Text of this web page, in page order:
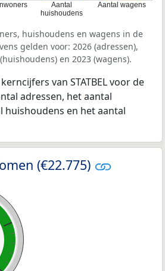
Aantal
huishoudens
Aantal wagens
huishoudens en wagens in de
gelden voor: 2026 (adressen),
en 2023 (wagens).
van STATBEL voor de
adressen, het aantal
huishoudens en het aantal
(€22.775)